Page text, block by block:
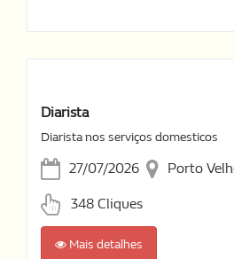
Diarista
Diarista nos serviços domesticos
27/07/2026 Porto
348 Cliques
Mais detalhes